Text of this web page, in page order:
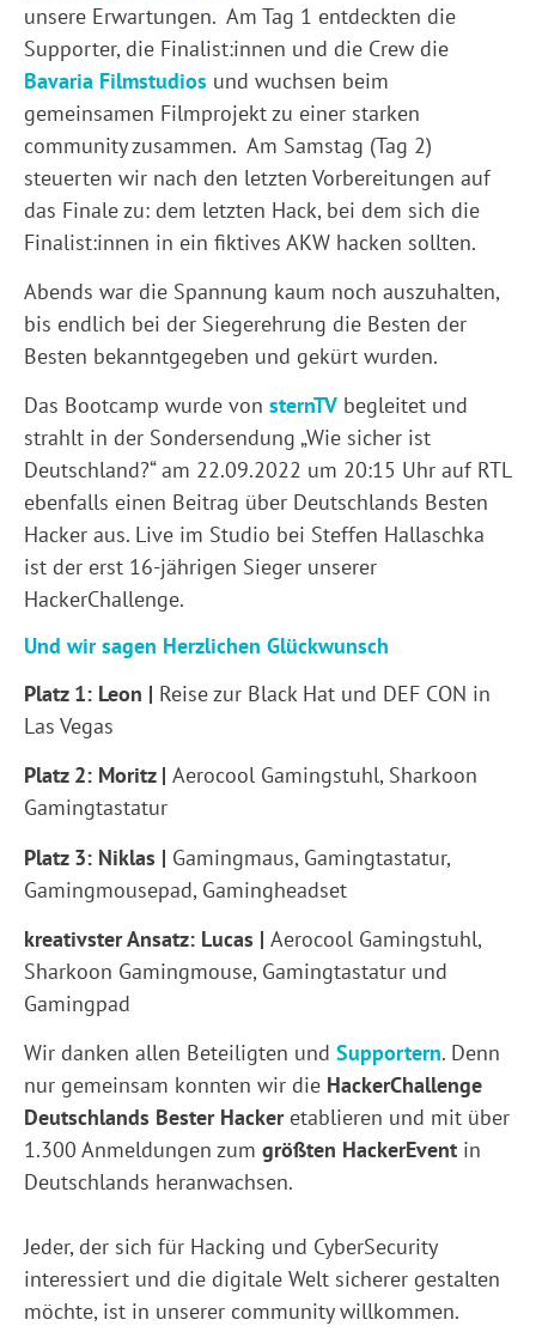
unsere Erwartungen. Am Tag 1 entdeckten die
Supporter, die Finalist:innen und die Crew die
Bavaria Filmstudios und wuchsen beim
gemeinsamen Filmprojekt zu einer starken
community zusammen. Am Samstag (Tag 2)
steuerten wir nach den letzten Vorbereitungen auf
das Finale zu: dem letzten Hack, bei dem sich die
Finalist:innen in ein fiktives AKW hacken sollten.
Abends war die Spannung kaum noch auszuhalten,
bis endlich bei der Siegerehrung die Besten der
Besten bekanntgegeben und gekürt wurden.
Das Bootcamp wurde von sternTV begleitet und
strahlt in der Sondersendung „Wie sicher ist
Deutschland?“ am 22.09.2022 um 20:15 Uhr auf RTL
ebenfalls einen Beitrag über Deutschlands Besten
Hacker aus. Live im Studio bei Steffen Hallaschka
ist der erst 16-jährigen Sieger unserer
HackerChallenge.
Und wir sagen Herzlichen Glückwunsch
Platz 1: Leon | Reise zur Black Hat und DEF CON in
Las Vegas
Platz 2: Moritz | Aerocool Gamingstuhl, Sharkoon
Gamingtastatur
Platz 3: Niklas | Gamingmaus, Gamingtastatur,
Gamingmousepad, Gamingheadset
kreativster Ansatz: Lucas | Aerocool Gamingstuhl,
Sharkoon Gamingmouse, Gamingtastatur und
Gamingpad
Wir danken allen Beteiligten und Supportern. Denn
nur gemeinsam konnten wir die HackerChallenge
Deutschlands Bester Hackeretablieren und mit über
1.300 Anmeldungen zum größten HackerEvent in
Deutschlands heranwachsen.
Jeder, der sich für Hacking und CyberSecurity
interessiert und die digitale Welt sicherer gestalten
möchte, ist in unserer community willkommen.